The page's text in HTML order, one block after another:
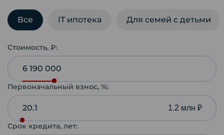
Все IT ипотека Для семей с детьми
Стоимость, ₽:
Первоначальный взнос, %:
1.2 млн ₽
Срок кредита, лет: